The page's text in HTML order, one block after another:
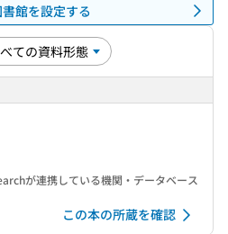
館を設定する
が連携している機関・データベース
この本の所蔵を確認